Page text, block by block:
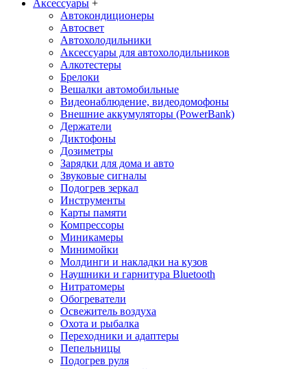
Аксессуары +
Автокондиционеры
Aвтосвет
Автохолодильники
Аксессуары для автохолодильников
Алкотестеры
Брелоки
Вешалки автомобильные
Видеонаблюдение, видеодомофоны
Внешние аккумуляторы (PowerBank)
Держатели
Диктофоны
Дозиметры
Зарядки для дома и авто
Звуковые сигналы
Подогрев зеркал
Инструменты
Карты памяти
Компрессоры
Миникамеры
Минимойки
Молдинги и накладки на кузов
Наушники и гарнитура Bluetooth
Нитратомеры
Обогреватели
Освежитель воздуха
Охота и рыбалка
Переходники и адаптеры
Пепельницы
Подогрев руля